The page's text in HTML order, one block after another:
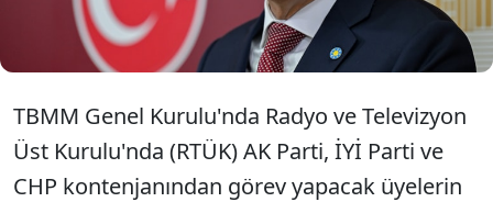
TBMM Genel Kurulu'nda Radyo ve Televizyon
Üst Kurulu'nda (RTÜK) AK Parti, İYİ Parti ve
CHP kontenjanından görev yapacak üyelerin